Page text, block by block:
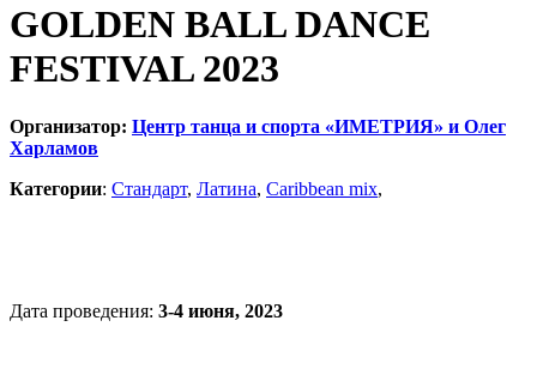
GOLDEN BALL DANCE
FESTIVAL 2023
Организатор: Центр танца и спорта «ИМЕТРИЯ» и Олег
Харламов
Категории: Стандарт, Латина, Caribbean mix,
Дата проведения: 3-4 июня, 2023